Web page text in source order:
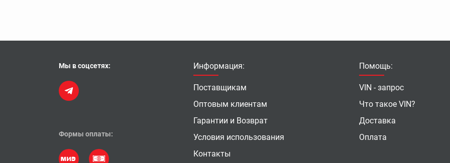
Мы в соцсетях:
Формы оплаты:
Информация:
Поставщикам
Оптовым клиентам
Гарантии и Возврат
Условия использования
Контакты
Помощь:
VIN - запрос
Что такое VIN?
Доставка
Оплата